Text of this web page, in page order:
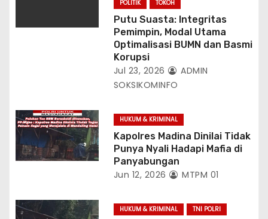
POLITIK
TOKOH
Putu Suasta: Integritas
Pemimpin, Modal Utama
Optimalisasi BUMN dan Basmi
Korupsi
Jul 23, 2026
ADMIN
SOKSIKOMINFO
HUKUM & KRIMINAL
Kapolres Madina Dinilai Tidak
Punya Nyali Hadapi Mafia di
Panyabungan
Jun 12, 2026 MTPM 01
HUKUM & KRIMINAL TNI POLRI